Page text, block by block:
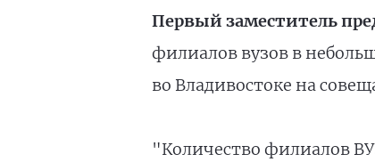
Первый заместитель
филиалов вузов в
во Владивостоке на
"Количество филиалов